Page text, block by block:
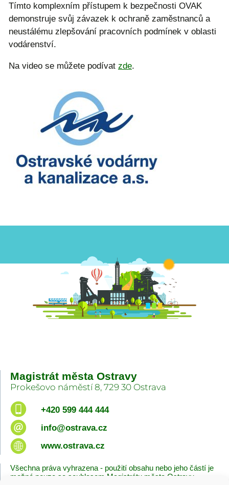
Tímto komplexním přístupem k bezpečnosti OVAK
demonstruje svůj závazek k ochraně zaměstnanců a
neustálému zlepšování pracovních podmínek v oblasti
vodárenství.
Na video se můžete podívat zde.
Magistrát města Ostravy
Prokešovo náměstí 8, 729 30 Ostrava
+420 599 444 444
info@ostrava.cz
www.ostrava.cz
Všechna práva vyhrazena - použití obsahu nebo jeho částí je
možné pouze se souhlasem Magistrátu města Ostravy.